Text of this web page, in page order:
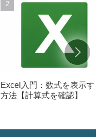
Excel入門：数式を表示する
方法【計算式を確認】